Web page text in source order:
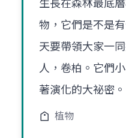
生長在森林最底
物，它們是不是
天要帶領大家一
人，卷柏。它們
著演化的大祕密。
植物